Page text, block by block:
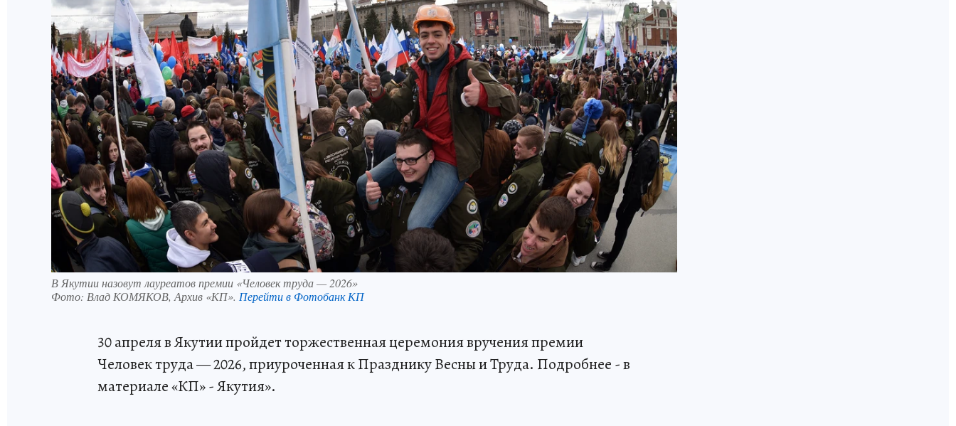
В Якутии назовут лауреатов премии «Человек труда — 2026»
Фото: Влад КОМЯКОВ, Архив «КП». Перейти в Фотобанк КП
30 апреля в Якутии пройдет торжественная церемония вручения премии
Человек труда — 2026, приуроченная к Празднику Весны и Труда. Подробнее - в
материале «КП» - Якутия».